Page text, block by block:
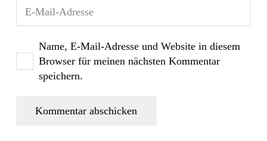
Name, E-Mail-Adresse und Website in diesem
Browser für meinen nächsten Kommentar
speichern.
Kommentar abschicken